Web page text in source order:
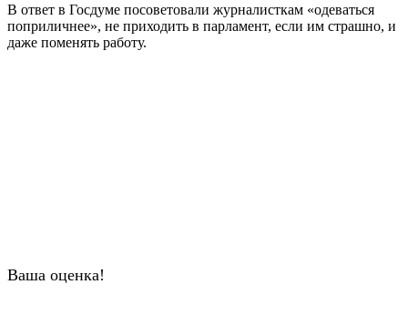
В ответ в Госдуме посоветовали журналисткам «одеваться
поприличнее», не приходить в парламент, если им страшно, и
даже поменять работу.
Ваша оценка!